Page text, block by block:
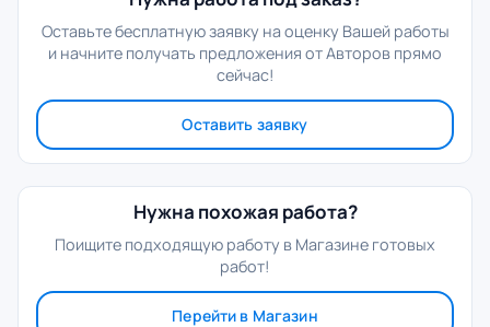
Оставьте бесплатную заявку на оценку Вашей работы
и начните получать предложения от Авторов прямо
сейчас!
Оставить заявку
Нужна похожая работа?
Поищите подходящую работу в Магазине готовых
работ!
Перейти в Магазин